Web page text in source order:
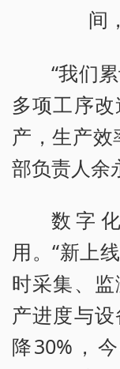
间
“我们
多项工序
产，生产效
部负责人余
数字
用。“新上
时采集、
产进度与
降30%，